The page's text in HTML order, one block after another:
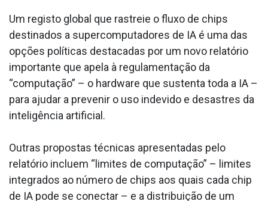
Um registo global que rastreie o fluxo de chips
destinados a supercomputadores de IA é uma das
opções políticas destacadas por um novo relatório
importante que apela à regulamentação da
“computação” – o hardware que sustenta toda a IA –
para ajudar a prevenir o uso indevido e desastres da
inteligência artificial.
Outras propostas técnicas apresentadas pelo
relatório incluem “limites de computação” – limites
integrados ao número de chips aos quais cada chip
de IA pode se conectar – e a distribuição de um